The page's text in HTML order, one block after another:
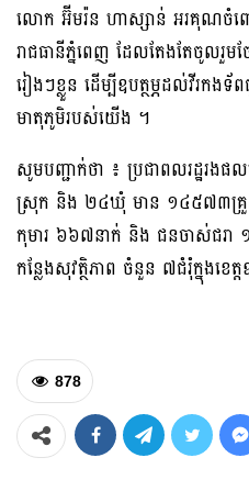
លោក អ៊ីមរ៉ន ហាស្សាន់ អរគុណចំព
រាជធានីភ្នំពេញ ដែលតែងតែចូលរួ
រៀងៗខ្លួន ដើម្បីឧបត្ថម្ភដល់វីរកងទ័
មាតុភូមិរបស់យើង ។
សូមបញ្ជាក់ថា ៖ ប្រជាពលរដ្ឋរង
ស្រុក និង ២៤ឃុំ មាន ១៤៥៧៣គ្រួ
កុមារ ៦៦៧នាក់ និង ជនចាស់ជរា
កន្លែងសុវត្ថិភាព ចំនួន ៧ជំរុំក្នុងខេ
878